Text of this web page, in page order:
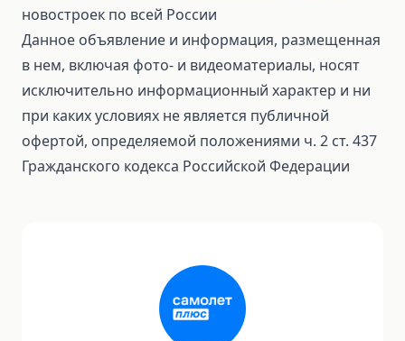
новостроек по всей России
Данное объявление и информация, размещенная
в нем, включая фото- и видеоматериалы, носят
исключительно информационный характер и ни
при каких условиях не является публичной
офертой, определяемой положениями ч. 2 ст. 437
Гражданского кодекса Российской Федерации